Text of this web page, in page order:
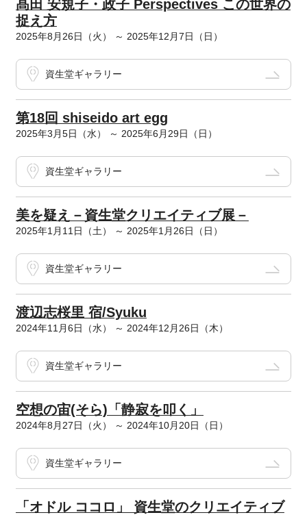
髙田 安規子・政子 Perspectives この世界の
捉え方
2025年8月26日（火） ～ 2025年12月7日（日）
資生堂ギャラリー
第18回 shiseido art egg
2025年3月5日（水） ～ 2025年6月29日（日）
資生堂ギャラリー
美を疑え－資生堂クリエイティブ展－
2025年1月11日（土） ～ 2025年1月26日（日）
資生堂ギャラリー
渡辺志桜里 宿/Syuku
2024年11月6日（水） ～ 2024年12月26日（木）
資生堂ギャラリー
空想の宙(そら)「静寂を叩く」
2024年8月27日（火） ～ 2024年10月20日（日）
資生堂ギャラリー
「オドル ココロ」 資生堂のクリエイティブ